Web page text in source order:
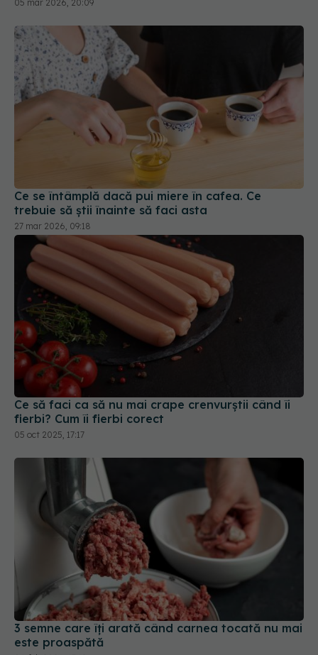
Ce se întâmplă dacă pui miere în cafea. Ce
trebuie să știi înainte să faci asta
27 mar 2026, 09:18
Ce să faci ca să nu mai crape crenvurștii când îi
fierbi? Cum îi fierbi corect
05 oct 2025, 17:17
3 semne care îți arată când carnea tocată nu mai
este proaspătă
06 feb 2026, 17:12